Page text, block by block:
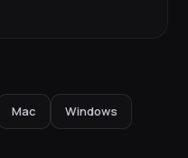
Mac Windows